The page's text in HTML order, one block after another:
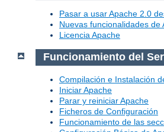
Pasar a usar Apache 2.0
Nuevas funcionalidades de
Licencia Apache
Funcionamiento del
Compilación e Instalación
Iniciar Apache
Parar y reiniciar Apache
Ficheros de Configuración
Funcionamiento de las